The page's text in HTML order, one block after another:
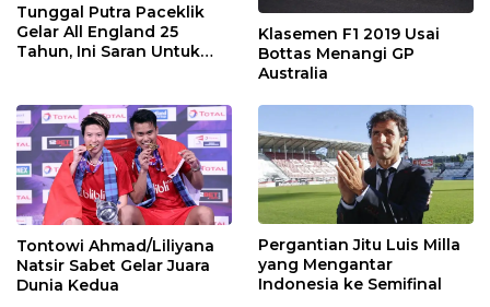
Tunggal Putra Paceklik
Gelar All England 25
Tahun, Ini Saran Untuk
Klasemen F1 2019 Usai
Bottas Menangi GP
Australia
Tontowi Ahmad/Liliyana
Natsir Sabet Gelar Juara
Dunia Kedua
Pergantian Jitu Luis Milla
yang Mengantar
Indonesia ke Semifinal